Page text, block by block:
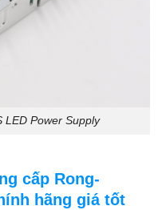
LED Power Supply
cấp Rong-
hãng giá tốt